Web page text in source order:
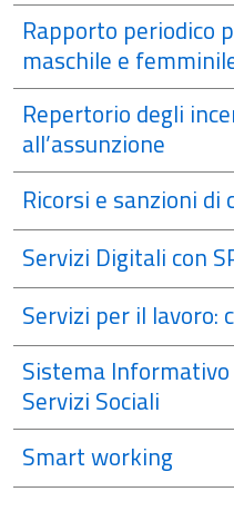
Rapporto periodico
maschile e
Repertorio degli
all’assunzione
Ricorsi e sanzioni di
Servizi Digitali con
Servizi per il lavoro:
Sistema
Servizi Sociali
Smart working